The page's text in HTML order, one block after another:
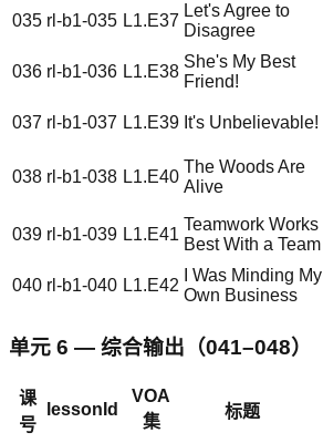
035 rl-b1-035 L1.E37
Let's Agree to
Disagree
036 rl-b1-036 L1.E38
She's My Best
Friend!
037 rl-b1-037 L1.E39 It's Unbelievable!
038 rl-b1-038 L1.E40
The Woods Are
Alive
039 rl-b1-039 L1.E41
Teamwork Works
Best With a Team
040 rl-b1-040 L1.E42
I Was Minding My
Own Business
单元 6 — 综合输出（041–048）
课
号
lessonId
VOA
集
标题